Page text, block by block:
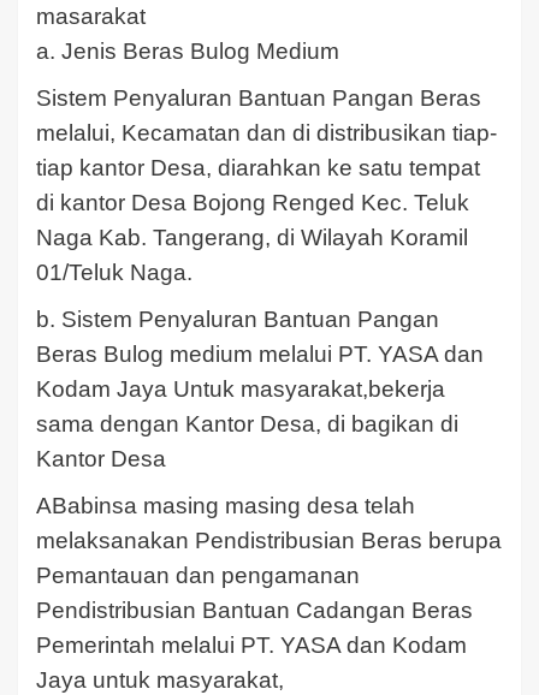
masarakat
a. Jenis Beras Bulog Medium
Sistem Penyaluran Bantuan Pangan Beras
melalui, Kecamatan dan di distribusikan tiap-
tiap kantor Desa, diarahkan ke satu tempat
di kantor Desa Bojong Renged Kec. Teluk
Naga Kab. Tangerang, di Wilayah Koramil
01/Teluk Naga.
b. Sistem Penyaluran Bantuan Pangan
Beras Bulog medium melalui PT. YASA dan
Kodam Jaya Untuk masyarakat,bekerja
sama dengan Kantor Desa, di bagikan di
Kantor Desa
ABabinsa masing masing desa telah
melaksanakan Pendistribusian Beras berupa
Pemantauan dan pengamanan
Pendistribusian Bantuan Cadangan Beras
Pemerintah melalui PT. YASA dan Kodam
Jaya untuk masyarakat,